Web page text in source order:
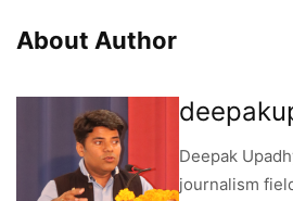
About Author
Deepak
journalism